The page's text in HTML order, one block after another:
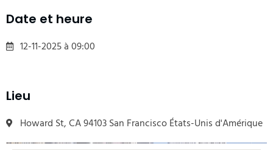
Date et heure
12-11-2025 à 09:00
Lieu
Howard St, CA 94103 San Francisco États-Unis d'Amérique